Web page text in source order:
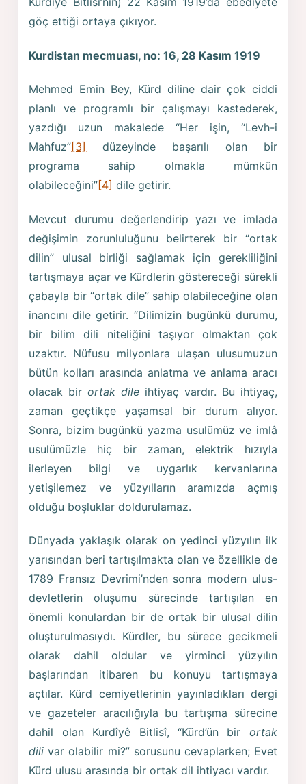
göç ettiği ortaya çıkıyor.
Kurdistan mecmuası, no: 16, 28 Kasım 1919
Mehmed Emin Bey, Kürd diline dair çok ciddi
planlı ve programlı bir çalışmayı kastederek,
yazdığı uzun makalede “Her işin, “Levh-i
Mahfuz”[3]
düzeyinde başarılı olan bir
programa sahip olmakla mümkün
olabileceğini”[4] dile getirir.
Mevcut durumu değerlendirip yazı ve imlada
değişimin zorunluluğunu belirterek bir “ortak
dilin” ulusal birliği sağlamak için gerekliliğini
tartışmaya açar ve Kürdlerin göstereceği sürekli
çabayla bir “ortak dile” sahip olabileceğine olan
inancını dile getirir. “Dilimizin bugünkü durumu,
bir bilim dili niteliğini taşıyor olmaktan çok
uzaktır. Nüfusu milyonlara ulaşan ulusumuzun
bütün kolları arasında anlatma ve anlama aracı
olacak birortak dile ihtiyaç vardır. Bu ihtiyaç,
zaman geçtikçe yaşamsal bir durum alıyor.
Sonra, bizim bugünkü yazma usulümüz ve imlâ
usulümüzle hiç bir zaman, elektrik hızıyla
ilerleyen bilgi ve uygarlık kervanlarına
yetişilemez ve yüzyılların aramızda açmış
olduğu boşluklar doldurulamaz.
Dünyada yaklaşık olarak on yedinci yüzyılın ilk
yarısından beri tartışılmakta olan ve özellikle de
1789 Fransız Devrimi’nden sonra modern ulus-
devletlerin oluşumu sürecinde tartışılan en
önemli konulardan bir de ortak bir ulusal dilin
oluşturulmasıydı. Kürdler, bu sürece gecikmeli
olarak dahil oldular ve yirminci yüzyılın
başlarından itibaren bu konuyu tartışmaya
açtılar. Kürd cemiyetlerinin yayınladıkları dergi
ve gazeteler aracılığıyla bu tartışma sürecine
dahil olan Kurdîyê Bitlisî, “Kürd’ün bir ortak
dili var olabilir mi?” sorusunu cevaplarken; Evet
Kürd ulusu arasında bir ortak dil ihtiyacı vardır.